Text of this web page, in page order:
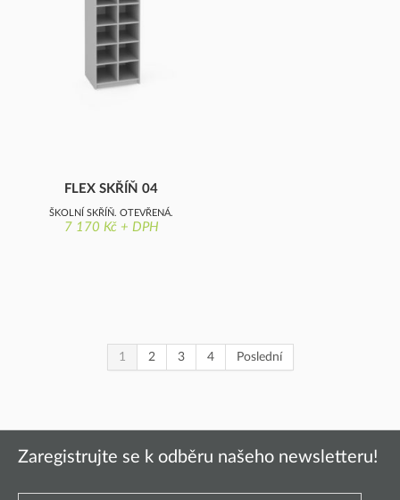
FLEX SKŘÍŇ 04
ŠKOLNÍ SKŘÍŇ, OTEVŘENÁ,
NA KOLEČKÁCH
7 170 Kč + DPH
1 2 3 4 Poslední
Zaregistrujte se k odběru našeho newsletteru!